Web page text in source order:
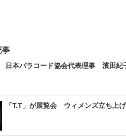
事
日本パラコード協会代表理事 濱田
「T.T」が展覧会 ウィメンズ立ち上